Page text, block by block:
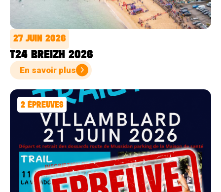
27 JUIN 2026
T24 BREIZH 2026
En savoir plus
2 ÉPREUVES